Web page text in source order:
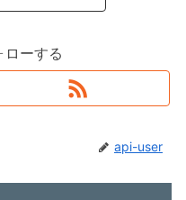
ーする
api-user